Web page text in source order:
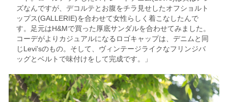
ズなんですが、デコルテとお腹をチラ見せしたオフショルト
ップス(GALLERIE)を合わせて女性らしく着こなしたんで
す。足元はH&Mで買った厚底サンダルを合わせてみました。
コーデがよりカジュアルになるロゴキャップは、デニムと同
じLevi'sのもの。そして、ヴィンテージライクなフリンジバ
ッグとベルトで味付けをして完成です。」